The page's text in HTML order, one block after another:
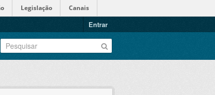
Legislação Canais
Entrar